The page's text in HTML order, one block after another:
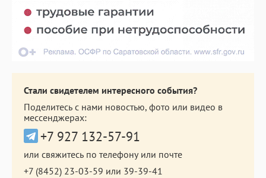
Стали свидетелем интересного события?
Поделитесь с нами новостью, фото или видео в
мессенджерах:
+7 927 132-57-91
или свяжитесь по телефону или почте
+7 (8452) 23-03-59 или 39-39-41